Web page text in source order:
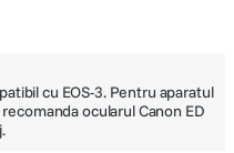
cu EOS-3. Pentru aparatul
ocularul Canon ED